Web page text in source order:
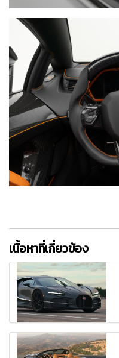
เนื้อหาที่เกี่ยวข้อง